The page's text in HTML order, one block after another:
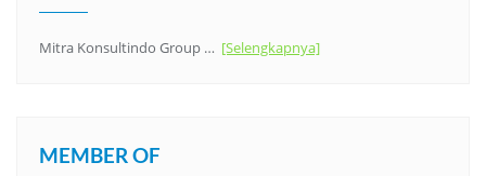
Mitra Konsultindo Group … [Selengkapnya]
MEMBER OF